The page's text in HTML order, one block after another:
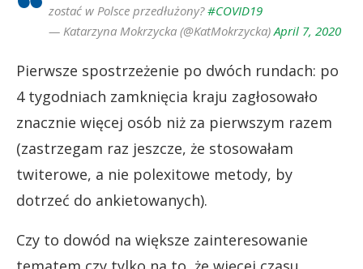
zostać w Polsce przedłużony?#COVID19
— Katarzyna Mokrzycka (@KatMokrzycka) April 7, 2020
Pierwsze spostrzeżenie po dwóch rundach: po
4 tygodniach zamknięcia kraju zagłosowało
znacznie więcej osób niż za pierwszym razem
(zastrzegam raz jeszcze, że stosowałam
twiterowe, a nie polexitowe metody, by
dotrzeć do ankietowanych).
Czy to dowód na większe zainteresowanie